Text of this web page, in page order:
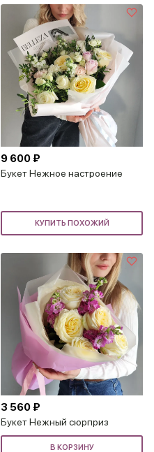
9 600 ₽
Букет Нежное настроение
КУПИТЬ ПОХОЖИЙ
3 560 ₽
Букет Нежный сюрприз
В КОРЗИНУ